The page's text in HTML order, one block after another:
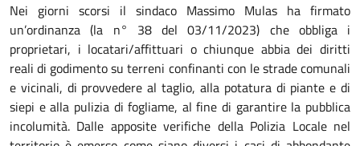
Nei giorni scorsi il sindaco Massimo Mulas ha firmato
un’ordinanza (la n° 38 del 03/11/2023) che obbliga i
proprietari, i locatari/affittuari o chiunque abbia dei diritti
reali di godimento su terreni confinanti con le strade comunali
e vicinali, di provvedere al taglio, alla potatura di piante e di
siepi e alla pulizia di fogliame, al fine di garantire la pubblica
incolumità. Dalle apposite verifiche della Polizia Locale nel